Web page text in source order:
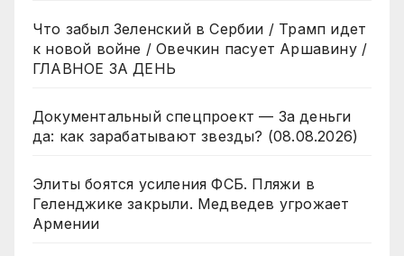
Что забыл Зеленский в Сербии / Трамп идет
к новой войне / Овечкин пасует Аршавину /
ГЛАВНОЕ ЗА ДЕНЬ
Документальный спецпроект — За деньги
да: как зарабатывают звезды? (08.08.2026)
Элиты боятся усиления ФСБ. Пляжи в
Геленджике закрыли. Медведев угрожает
Армении